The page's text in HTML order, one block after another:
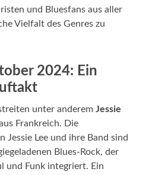
und Bluesfans aus aller
Vielfalt des Genres zu
2024: Ein
unter anderemJessie
Frankreich. Die
Jessie Lee und ihre Band sind
Blues-Rock, der
und Funk integriert. Ein